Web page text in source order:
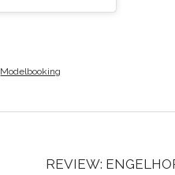
Modelbooking
REVIEW: